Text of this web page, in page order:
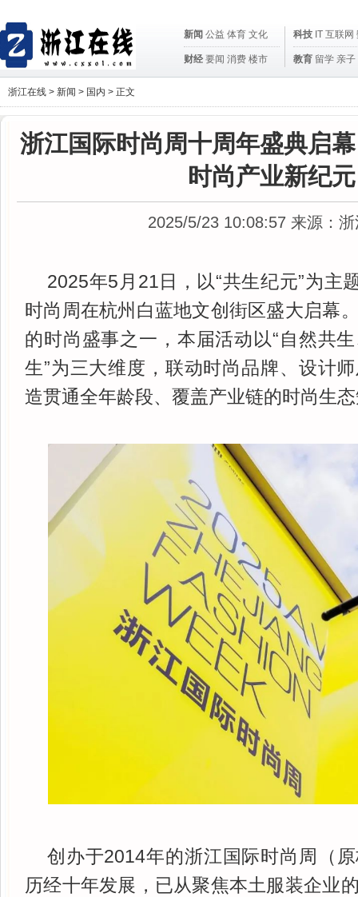
新闻 公益 体育 文化
财经 要闻 消费 楼市
科技 IT 互联网
教育 留学 亲子
浙江在线 > 新闻 > 国内 > 正文
浙江国际时尚周十周年盛典启
时尚产业新纪元
2025/5/23 10:08:57 来源：
2025年5月21日，以“共生纪元”为主
时尚周在杭州白蓝地文创街区盛大启幕
的时尚盛事之一，本届活动以“自然共
生”为三大维度，联动时尚品牌、设计
造贯通全年龄段、覆盖产业链的时尚生
创办于2014年的浙江国际时尚周（
历经十年发展，已从聚焦本土服装企业